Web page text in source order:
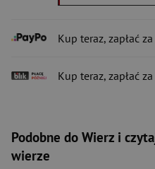
Kup teraz, zapłać za
Kup teraz, zapłać za
Podobne do Wierz i
wierze